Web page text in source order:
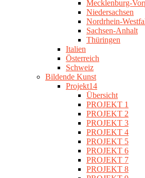
Mecklenburg-
Niedersachsen
Nordrhein-
Sachsen-Anhalt
Thüringen
Italien
Österreich
Schweiz
Bildende Kunst
Projekt14
Übersicht
PROJEKT 1
PROJEKT 2
PROJEKT 3
PROJEKT 4
PROJEKT 5
PROJEKT 6
PROJEKT 7
PROJEKT 8